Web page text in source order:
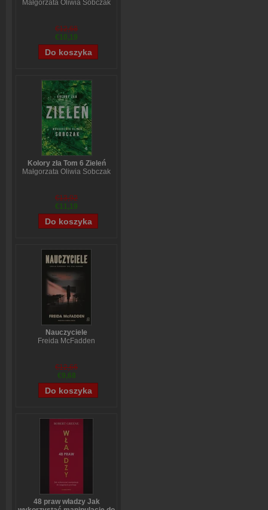
Małgorzata Oliwia Sobczak
€12,68
€10,19
Kolory zła Tom 6 Zieleń
Małgorzata Oliwia Sobczak
€13,92
€11,19
Nauczyciele
Freida McFadden
€12,66
€9,68
48 praw władzy Jak